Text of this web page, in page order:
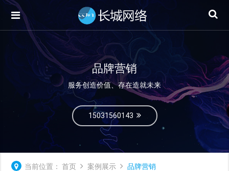
品牌营销
服务创造价值、存在造就未来
15031560143
当前位置： 首页 案例展示 品牌营销